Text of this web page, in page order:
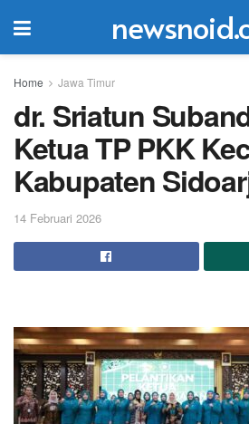
Home Jawa Timur
dr. Sriatun
Ketua TP PKK
Kabupaten
14 Februari 2026